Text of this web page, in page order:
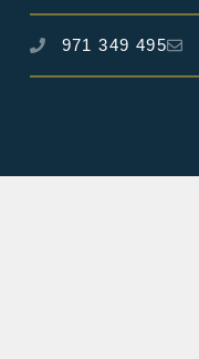
971 349 495